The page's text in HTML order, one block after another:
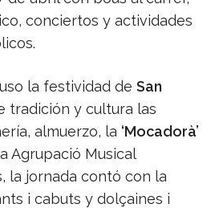
conciertos y actividades
la festividad de San
tradición y cultura las
almuerzo, la ‘Mocadorà’
Agrupació Musical
la jornada contó con la
i cabuts y dolçaines i